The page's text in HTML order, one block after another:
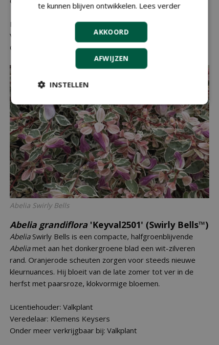
Licentiehouder:
Valkplant
Veredelaar: Megan Mathey, Spring Meadow Nursery
Onder meer verkrijgbaar bij: Valkplant
Abelia Swirly Bells
Abelia grandiflora'Keyval2501' (Swirly Bells™)
AbeliaSwirly Bells is een compacte, halfgroenblijvende
Abeliamet aan het donkergroene blad een wit-zilveren
rand. Oranjerode scheuten zorgen voor steeds nieuwe
kleurnuances. Hij bloeit van de late zomer tot ver in de
herfst met paarsroze, klokvormige bloemen.
Licentiehouder: Valkplant
Veredelaar: Klemens Keysers
Onder meer verkrijgbaar bij: Valkplant
te kunnen blijven ontwikkelen. Lees verder
AKKOORD
AFWIJZEN
INSTELLEN